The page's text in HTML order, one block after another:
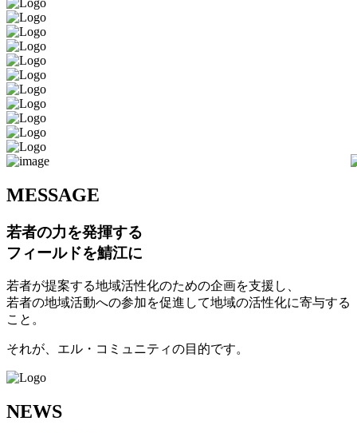
MESSAGE
若者の力を発揮する
フィールドを鯖江に
若者が提案する地域活性化のための企画を支援し、
若者の地域活動への参加を促進して地域の活性化に寄与する
こと。
それが、エル・コミュニティの目的です。
NEWS